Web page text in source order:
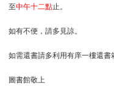
至中午十二點止。
如有不便，請多見諒。
如需還書請多利用有庠一樓還書
圖書館敬上